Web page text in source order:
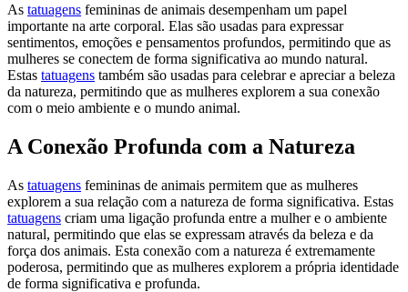
As tatuagens femininas de animais desempenham um papel
importante na arte corporal. Elas são usadas para expressar
sentimentos, emoções e pensamentos profundos, permitindo que as
mulheres se conectem de forma significativa ao mundo natural.
Estas tatuagens também são usadas para celebrar e apreciar a beleza
da natureza, permitindo que as mulheres explorem a sua conexão
com o meio ambiente e o mundo animal.
A Conexão Profunda com a Natureza
As tatuagens femininas de animais permitem que as mulheres
explorem a sua relação com a natureza de forma significativa. Estas
tatuagens criam uma ligação profunda entre a mulher e o ambiente
natural, permitindo que elas se expressam através da beleza e da
força dos animais. Esta conexão com a natureza é extremamente
poderosa, permitindo que as mulheres explorem a própria identidade
de forma significativa e profunda.